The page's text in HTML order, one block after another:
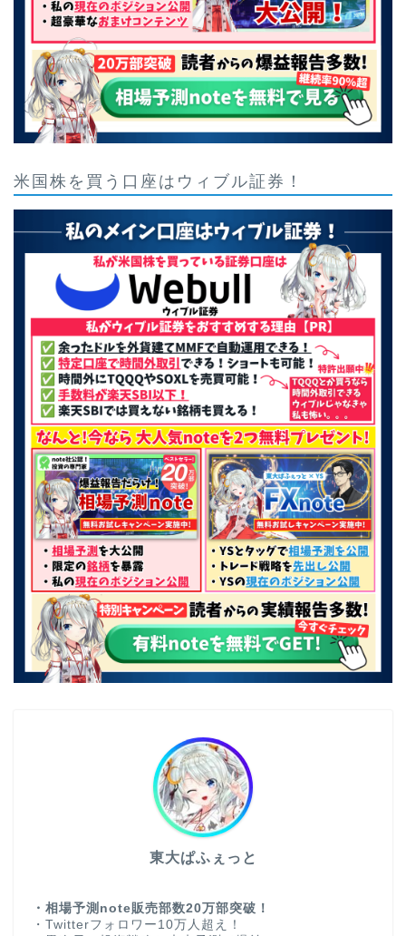
米国株を買う口座はウィブル証券！
東大ぱふぇっと
・相場予測note販売部数20万部突破！
・Twitterフォロワー10万人超え！